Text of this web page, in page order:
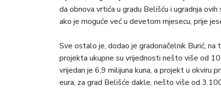
da obnova vrtića u gradu Belišću i ugradnja
ako je moguće već u devetom mjesecu, prije
Sve ostalo je, dodao je gradonačelnik Burić,
projekta ukupne su vrijednosti nešto više od
vrijedan je 6,9 milijuna kuna, a projekt u okviru
eura, za grad Belišće dakle, nešto više od